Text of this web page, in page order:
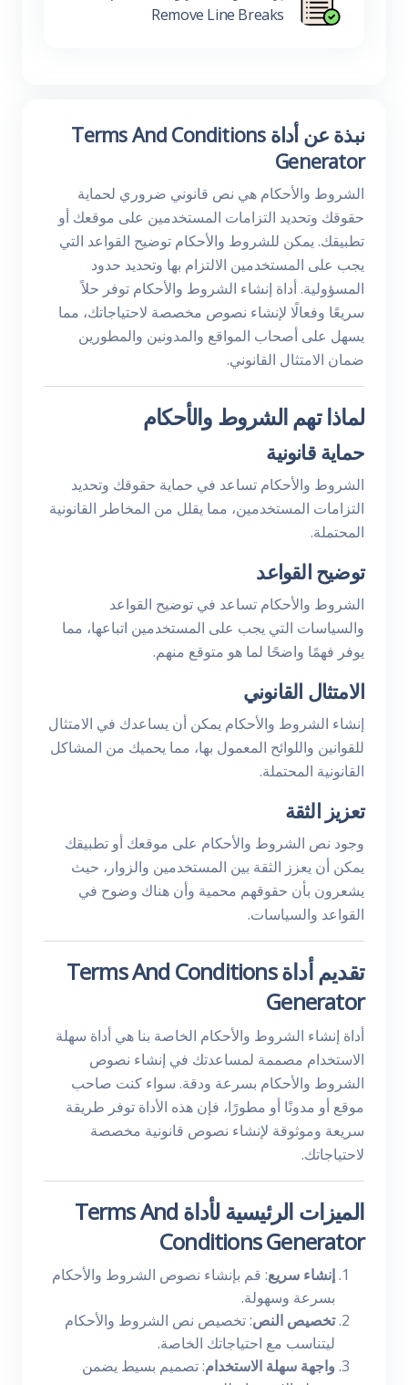
Remove Line Breaks
نبذة عن أداة Terms And Conditions
Generator
الشروط والأحكام هي نص قانوني ضروري لحماية
حقوقك وتحديد التزامات المستخدمين على موقعك أو
تطبيقك. يمكن للشروط والأحكام توضيح القواعد التي
يجب على المستخدمين الالتزام بها وتحديد حدود
المسؤولية. أداة إنشاء الشروط والأحكام توفر حلاً
سريعًا وفعالًا لإنشاء نصوص مخصصة لاحتياجاتك، مما
يسهل على أصحاب المواقع والمدونين والمطورين
ضمان الامتثال القانوني.
لماذا تهم الشروط والأحكام
حماية قانونية
الشروط والأحكام تساعد في حماية حقوقك وتحديد
التزامات المستخدمين، مما يقلل من المخاطر القانونية
المحتملة.
توضيح القواعد
الشروط والأحكام تساعد في توضيح القواعد
والسياسات التي يجب على المستخدمين اتباعها، مما
يوفر فهمًا واضحًا لما هو متوقع منهم.
الامتثال القانوني
إنشاء الشروط والأحكام يمكن أن يساعدك في الامتثال
للقوانين واللوائح المعمول بها، مما يحميك من المشاكل
القانونية المحتملة.
تعزيز الثقة
وجود نص الشروط والأحكام على موقعك أو تطبيقك
يمكن أن يعزز الثقة بين المستخدمين والزوار، حيث
يشعرون بأن حقوقهم محمية وأن هناك وضوح في
القواعد والسياسات.
تقديم أداة Terms And Conditions
Generator
أداة إنشاء الشروط والأحكام الخاصة بنا هي أداة سهلة
الاستخدام مصممة لمساعدتك في إنشاء نصوص
الشروط والأحكام بسرعة ودقة. سواء كنت صاحب
موقع أو مدونًا أو مطورًا، فإن هذه الأداة توفر طريقة
سريعة وموثوقة لإنشاء نصوص قانونية مخصصة
لاحتياجاتك.
الميزات الرئيسية لأداة Terms And
Conditions Generator
إنشاء سريع: قم بإنشاء نصوص الشروط والأحكام
بسرعة وسهولة.
تخصيص النص: تخصيص نص الشروط والأحكام
ليتناسب مع احتياجاتك الخاصة.
واجهة سهلة الاستخدام: تصميم بسيط يضمن